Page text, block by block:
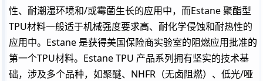
性、耐潮湿环境和/或霉菌生长的应用中，而Estane 聚酯型
TPU材料一般适于机械强度要求高、耐化学侵蚀和耐热性的
应用中。Estane 是获得美国保险商实验室的阻燃应用批准的
第一个TPU材料。Estane TPU 产品系列拥有坚实的技术基
础，涉及多个品种，如聚醚、NHFR（无卤阻燃）、低光/哑